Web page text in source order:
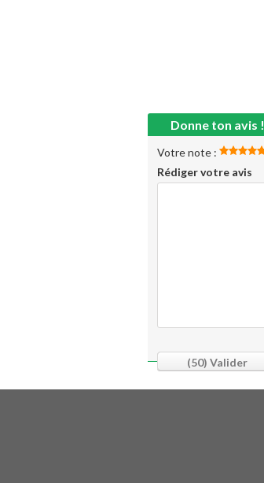
Donne ton avis !
Votre note :
Rédiger votre avis
(50) Valider